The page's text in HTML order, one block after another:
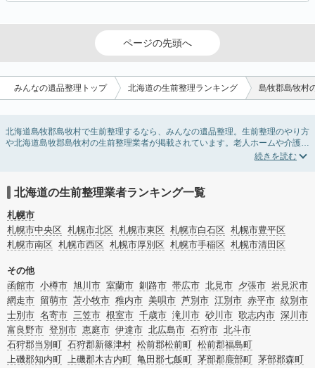
ページの先頭へ
みんなの遺品整理トップ 北海道の生前整理ランキング 島牧郡島牧村
北海道島牧郡島牧村で生前整理するなら、みんなの遺品整理。生前整理のやり方
や北海道島牧郡島牧村の生前整理業者が掲載されています。老人ホームや介護施
設入居に伴う不用品の処分・回収・引き取りから、在宅介護の介護整理や福祉住
などのオプションサービスで絞り込み検索を利用してみましょう。
またお役立ち情報も豊富なので終活でエンディングノートの選び方や、整理整
頓・老前整理・生前整理のコツについてもチェックしてみてください。
北海道の生前整理業者ランキング一覧
札幌市
札幌市中央区 札幌市北区 札幌市東区 札幌市白石区 札幌市豊平区
札幌市南区 札幌市西区 札幌市厚別区 札幌市手稲区 札幌市清田区
その他
函館市 小樽市 旭川市 室蘭市 釧路市 帯広市 北見市 夕張市 岩見沢市
網走市 留萌市 苫小牧市 稚内市 美唄市 芦別市 江別市 赤平市 紋別市
士別市 名寄市 三笠市 根室市 千歳市 滝川市 砂川市 歌志内市 深川市
富良野市 登別市 恵庭市 伊達市 北広島市 石狩市 北斗市
石狩郡当別町 石狩郡新篠津村 松前郡松前町 松前郡福島町
上磯郡知内町 上磯郡木古内町 亀田郡七飯町 茅部郡鹿部町 茅部郡森町